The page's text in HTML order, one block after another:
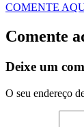
COMENTE
Comente
Deixe um
O seu endereço